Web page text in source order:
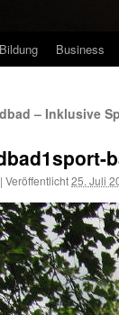
Bildung Business
– Inklusive
| Veröffentlicht25. Juli